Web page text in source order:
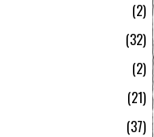
2
32
2
21
37